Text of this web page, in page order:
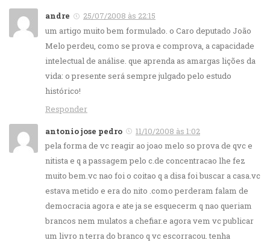
andre
25/07/2008 às 22:15
um artigo muito bem formulado. o Caro deputado João
Melo perdeu, como se prova e comprova, a capacidade
intelectual de análise. que aprenda as amargas lições da
vida: o presente será sempre julgado pelo estudo
histórico!
Responder
antonio jose pedro
11/10/2008 às 1:02
pela forma de vc reagir ao joao melo so prova de qvc e
nitista e q a passagem pelo c.de concentracao lhe fez
muito bem.vc nao foi o coitao q a disa foi buscar a casa.vc
estava metido e era do nito .como perderam falam de
democracia agora e ate ja se esquecerm q nao queriam
brancos nem mulatos a chefiar.e agora vem vc publicar
um livro n terra do branco q vc escorracou. tenha